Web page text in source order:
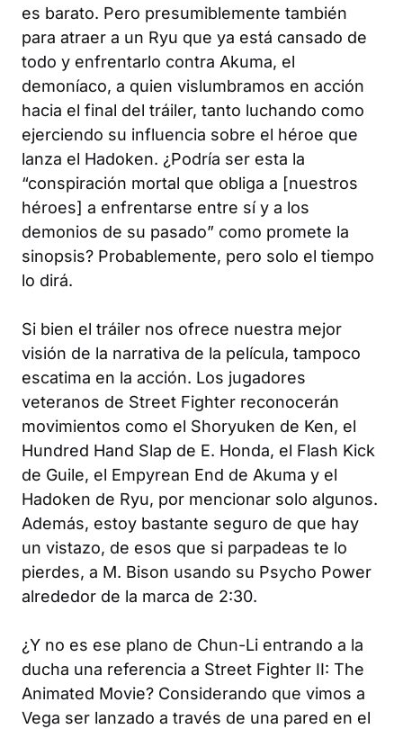
es barato. Pero presumiblemente también
para atraer a un Ryu que ya está cansado de
todo y enfrentarlo contra Akuma, el
demoníaco, a quien vislumbramos en acción
hacia el final del tráiler, tanto luchando como
ejerciendo su influencia sobre el héroe que
lanza el Hadoken. ¿Podría ser esta la
“conspiración mortal que obliga a [nuestros
héroes] a enfrentarse entre sí y a los
demonios de su pasado” como promete la
sinopsis? Probablemente, pero solo el tiempo
lo dirá.
Si bien el tráiler nos ofrece nuestra mejor
visión de la narrativa de la película, tampoco
escatima en la acción. Los jugadores
veteranos de Street Fighter reconocerán
movimientos como el Shoryuken de Ken, el
Hundred Hand Slap de E. Honda, el Flash Kick
de Guile, el Empyrean End de Akuma y el
Hadoken de Ryu, por mencionar solo algunos.
Además, estoy bastante seguro de que hay
un vistazo, de esos que si parpadeas te lo
pierdes, a M. Bison usando su Psycho Power
alrededor de la marca de 2:30.
¿Y no es ese plano de Chun-Li entrando a la
ducha una referencia a Street Fighter II: The
Animated Movie? Considerando que vimos a
Vega ser lanzado a través de una pared en el